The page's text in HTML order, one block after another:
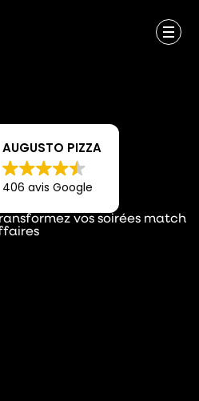
AUGUSTO PIZZA
406 avis Google
vos soirées match